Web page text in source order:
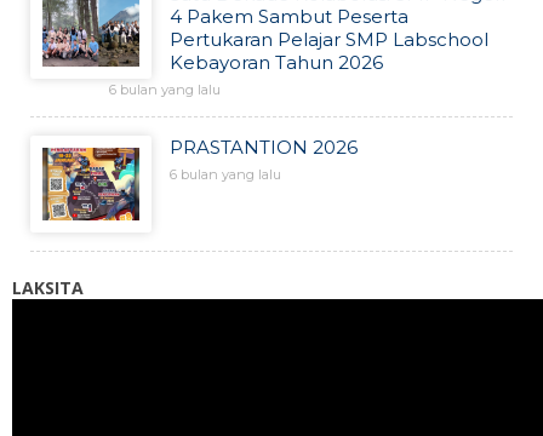
4 Pakem Sambut Peserta
Pertukaran Pelajar SMP Labschool
Kebayoran Tahun 2026
6 bulan yang lalu
PRASTANTION 2026
6 bulan yang lalu
LAKSITA